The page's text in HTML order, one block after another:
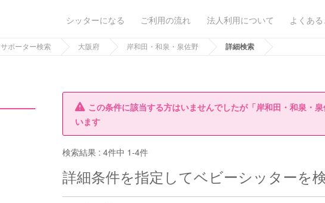
シッターになる ご利用の流れ 法人利用について よくあ
サポーター検索 大阪府 岸和田・和泉・泉佐野 詳細検索
この条件に該当する方はいませんでしたが「岸和田・和泉・
います
検索結果 :4件中 1-4件
詳細条件を指定してベビーシッターを